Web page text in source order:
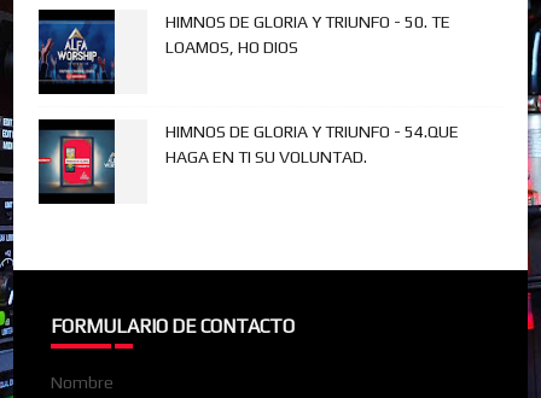
HIMNOS DE GLORIA Y TRIUNFO - 50. TE
LOAMOS, HO DIOS
HIMNOS DE GLORIA Y TRIUNFO - 54.QUE
HAGA EN TI SU VOLUNTAD.
FORMULARIO DE CONTACTO
Nombre